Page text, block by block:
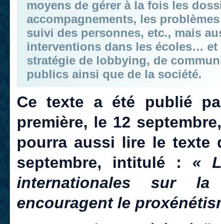
moyens de gérer à la fois les
accompagnements, les
suivi des personnes, etc., mais
interventions dans les écoles… et
stratégie de lobbying, de
publics ainsi que de la société.
Ce texte a été publié
première, le 12
pourra aussi lire le texte
septembre, intitulé : «
internationales sur
encouragent le